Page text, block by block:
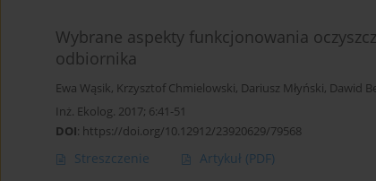
Wybrane aspekty funkcjonowania
odbiornika
Ewa Wąsik, Krzysztof Chmielowski, Dariusz Młyński, Dawid
Inż. Ekolog. 2017; 6:41-51
DOI: https://doi.org/10.12912/23920629/79568
Streszczenie Artykuł (PDF)